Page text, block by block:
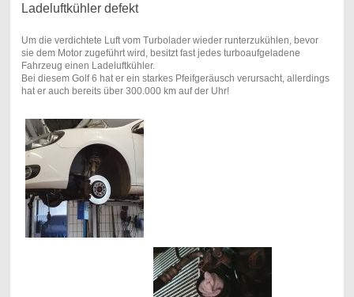
Ladeluftkühler defekt
Um die verdichtete Luft vom Turbolader wieder runterzukühlen, bevor
sie dem Motor zugeführt wird, besitzt fast jedes turboaufgeladene
Fahrzeug einen Ladeluftkühler.
Bei diesem Golf 6 hat er ein starkes Pfeifgeräusch verursacht, allerdings
hat er auch bereits über 300.000 km auf der Uhr!